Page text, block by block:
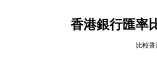
香港銀行匯率
比較